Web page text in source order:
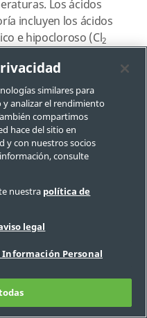
Los ácidos
incluyen los ácidos
e hipocloroso (Cl2
aplicación del titanio y
en ocasiones
cloro acuoso y
por la
rápidamente al
ignición
para el uso con gas
Diseñadas
similares para
analizar el rendimiento
compartimos
hace del sitio en
y con nuestros socios
consulte
nuestra política de
legal
Personal